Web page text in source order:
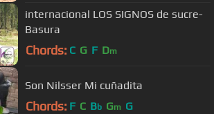
internacional LOS SIGNOS de sucre-
Basura
Chords: C G F Dm
Son Nilsser Mi cuñadita
Chords: F C Bb Gm G